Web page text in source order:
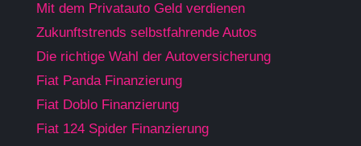
Mit dem Privatauto Geld verdienen
Zukunftstrends selbstfahrende Autos
Die richtige Wahl der Autoversicherung
Fiat Panda Finanzierung
Fiat Doblo Finanzierung
Fiat 124 Spider Finanzierung